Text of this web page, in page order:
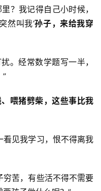
？我记得自己小时候，
然叫我‘孙子，来给我穿
。经常数学题写一半，
”
喂猪劈柴，这些事比我
看见我学习，恨不得离我
苦，有些活不得不需要